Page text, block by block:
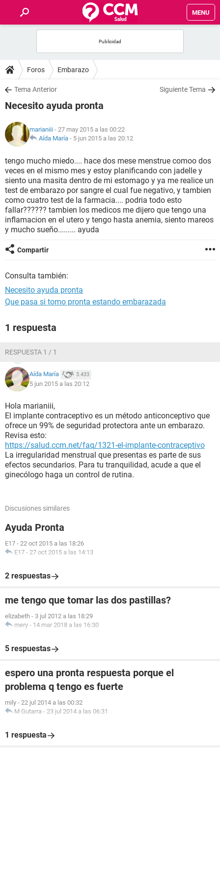
MENU
FOROS
SALUD
NUTRICIÓN
BIENESTAR
SEXUALIDAD
GLOSARIO
Foros Embarazo
Tema Anterior Siguiente Tema
Necesito ayuda pronta
marianiii - 27 may 2015 a las 00:22
Aída María - 5 jun 2015 a las 20:12
tengo mucho miedo.... hace dos mese menstrue comoo dos
veces en el mismo mes y estoy planificando con jadelle y
siento una masita dentro de mi estomago y ya me realice un
test de embarazo por sangre el cual fue negativo, y tambien
como cuatro test de la farmacia.... podria todo esto
fallar?????? tambien los medicos me dijero que tengo una
inflamacion en el utero y tengo hasta anemia, siento mareos
y mucho sueño......... ayuda
Compartir
Consulta también:
Necesito ayuda pronta
Que pasa si tomo pronta estando embarazada
1 respuesta
RESPUESTA 1 / 1
Aída María 3.433
5 jun 2015 a las 20:12
Hola marianiii,
El implante contraceptivo es un método anticonceptivo que
ofrece un 99% de seguridad protectora ante un embarazo.
Revisa esto:
https://salud.ccm.net/faq/1321-el-implante-contraceptivo
La irregularidad menstrual que presentas es parte de sus
efectos secundarios. Para tu tranquilidad, acude a que el
ginecólogo haga un control de rutina.
Discusiones similares
Ayuda Pronta
E17 - 22 oct 2015 a las 18:26
E17 - 27 oct 2015 a las 14:13
2 respuestas
me tengo que tomar las dos pastillas?
elizabeth - 3 jul 2012 a las 18:29
mery - 14 mar 2018 a las 16:30
5 respuestas
espero una pronta respuesta porque el
problema q tengo es fuerte
mily - 22 jul 2014 a las 00:32
M Gutarra - 23 jul 2014 a las 06:31
1 respuesta